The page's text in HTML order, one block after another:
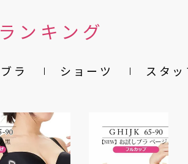
ランキング
ブラ ショーツ スタ